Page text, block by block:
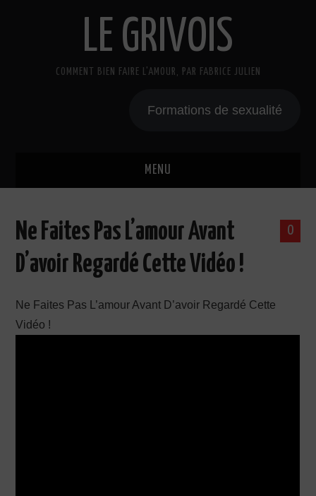
LE GRIVOIS
COMMENT BIEN FAIRE L'AMOUR, PAR FABRICE JULIEN
Formations de sexualité
MENU
A PROPOS
0
Ne Faites Pas L’amour Avant
D’avoir Regardé Cette Vidéo !
Ne Faites Pas L’amour Avant D’avoir Regardé Cette
Vidéo !